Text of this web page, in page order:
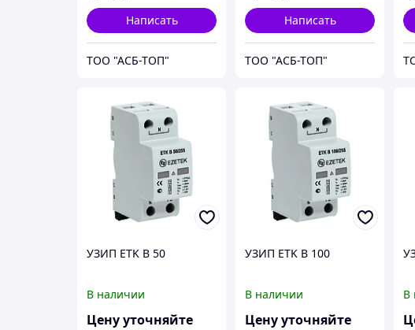
Написать
ТОО "АСБ-ТОП"
Написать
ТОО "АСБ-ТОП"
УЗИП ETK B 50
В наличии
Цену уточняйте
УЗИП ETK B 100
В наличии
Цену уточняйте
В